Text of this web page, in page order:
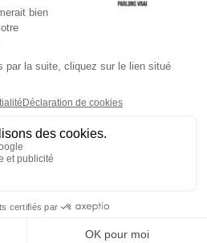
/ Android
l'application
©Sud Radio / Pierre Olivier
Nathalie Schraen-Guirma
C'est ça la France